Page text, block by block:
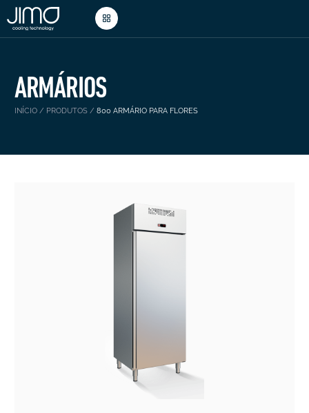
ARMÁRIOS
INÍCIO / PRODUTOS / 800 ARMÁRIO PARA FLORES